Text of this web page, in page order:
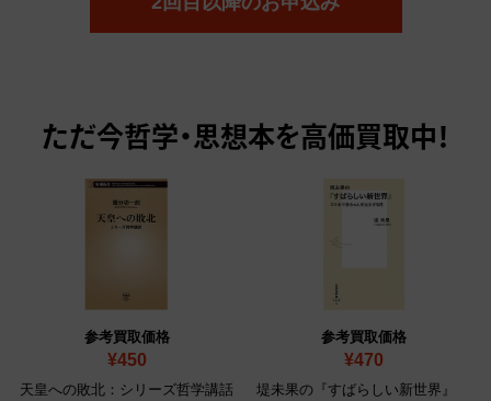
ただ今哲学・思想本を高価買取中！
参考買取価格
¥450
天皇への敗北：シリーズ哲学講話
参考買取価格
¥470
堤未果の『すばらしい新世界』